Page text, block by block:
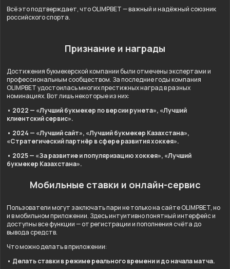
Всё это подтверждает, что OLIMPBET — важный и надёжный союзник
российского спорта.
Признание и награды
Достижения букмекерской компании были отмечены экспертами и
профессиональным сообществом. За последние годы компания
OLIMPBET удостоилась многих престижных наград в разных
номинациях. Вот лишь некоторые из них:
• 2022 — «Лучший букмекер по версии рунета», «Лучший
клиентский сервис».
• 2024 — «Лучший сайт», «Лучший букмекер Казахстана»,
«Стратегический партнёр в сфере развития хоккея».
• 2025 — «За развитие и популяризацию хоккея», «Лучший
букмекер Казахстана».
Мобильные ставки и онлайн-сервис
Пользователи могут заключать пари не только на сайте OLIMPBET, но
и в мобильном приложении. Здесь интуитивно понятный интерфейс и
доступны все функции — от регистрации и пополнения счёта до
вывода средств.
Что можно делать в приложении:
• Делать ставки в режиме реального времени и до начала матча.